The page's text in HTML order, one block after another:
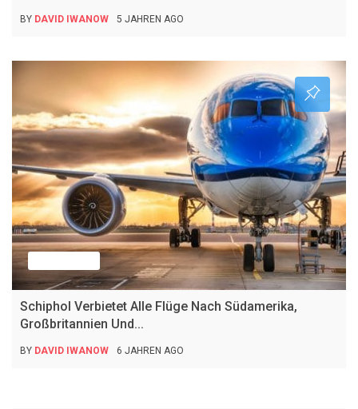
BY DAVID IWANOW 5 JAHREN AGO
Schiphol Verbietet Alle Flüge Nach Südamerika,
Großbritannien Und...
BY DAVID IWANOW 6 JAHREN AGO